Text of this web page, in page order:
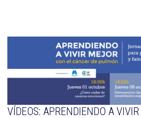
VÍDEOS: APRENDIENDO A